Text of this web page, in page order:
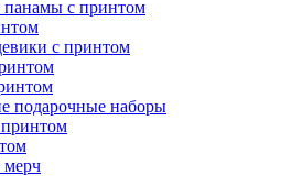
панамы с принтом
с принтом
подарочные наборы
принтом